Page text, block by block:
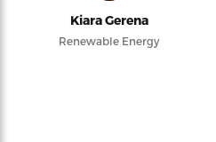
Kiara Gerena
Renewable Energy